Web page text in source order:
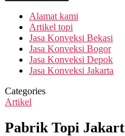
Alamat kami
Artikel topi
Jasa Konveksi Bekasi
Jasa Konveksi Bogor
Jasa Konveksi Depok
Jasa Konveksi Jakarta
Categories
Artikel
Pabrik Topi